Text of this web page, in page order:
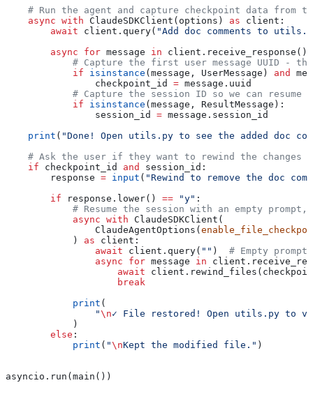
# Run the agent and capture checkpoint data from
    async
with ClaudeSDKClient(options) as client:
        await
client.query( "Add doc comments to
        async
for message in client.receive_response():
# Capture the first user message UUID -
            if
isinstance (message, UserMessage) and
                checkpoint_id
= message.uuid
# Capture the session ID so we can resume
            if
isinstance (message, ResultMessage):
                session_id
= message.session_id
    print
( "Done! Open utils.py to see the added doc
    # Ask the user if they want to rewind the changes
    if
checkpoint_id and
session_id:
        response
= input ( "Rewind to remove the doc
        if
response.lower() == "y" :
# Resume the session with an empty prompt,
            async
with ClaudeSDKClient(
                ClaudeAgentOptions(
            )
as client:
                await
client.query( "" ) # Empty
                async
for message in
                    await
                    break
            print
(
                "
\n✓ File restored! Open utils.py to
            )
        else
:
            print
( "\nKept the modified file." )
asyncio.run(main())